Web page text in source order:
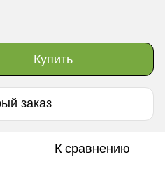
Купить
заказ
К сравнению